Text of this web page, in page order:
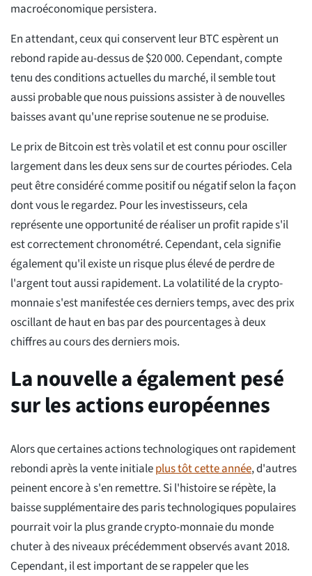
macroéconomique persistera.
En attendant, ceux qui conservent leur BTC espèrent un
rebond rapide au-dessus de $20 000. Cependant, compte
tenu des conditions actuelles du marché, il semble tout
aussi probable que nous puissions assister à de nouvelles
baisses avant qu'une reprise soutenue ne se produise.
Le prix de Bitcoin est très volatil et est connu pour osciller
largement dans les deux sens sur de courtes périodes. Cela
peut être considéré comme positif ou négatif selon la façon
dont vous le regardez. Pour les investisseurs, cela
représente une opportunité de réaliser un profit rapide s'il
est correctement chronométré. Cependant, cela signifie
également qu'il existe un risque plus élevé de perdre de
l'argent tout aussi rapidement. La volatilité de la crypto-
monnaie s'est manifestée ces derniers temps, avec des prix
oscillant de haut en bas par des pourcentages à deux
chiffres au cours des derniers mois.
La nouvelle a également pesé
sur les actions européennes
Alors que certaines actions technologiques ont rapidement
rebondi après la vente initialeplus tôt cette année, d'autres
peinent encore à s'en remettre. Si l'histoire se répète, la
baisse supplémentaire des paris technologiques populaires
pourrait voir la plus grande crypto-monnaie du monde
chuter à des niveaux précédemment observés avant 2018.
Cependant, il est important de se rappeler que les